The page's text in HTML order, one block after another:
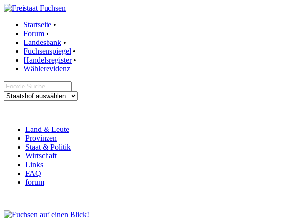
Startseite •
Forum •
Landesbank •
Fuchsenspiegel •
Handelsregister•
Wählerevidenz
Land & Leute
Provinzen
Staat & Politik
Wirtschaft
Links
FAQ
forum